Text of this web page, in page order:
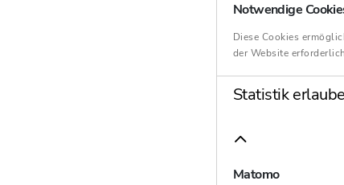
Notwendige
Diese Cookies
der Website
Statistik
Matomo